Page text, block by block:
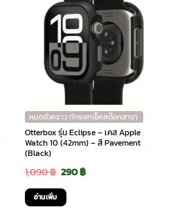
หมดชั่วคราว ทักแชทเช็คสต๊อกสาขา
Otterbox รุ่น Eclipse – เคส Apple
Watch 10 (42mm) – สี Pavement
(Black)
1,090฿ Original
price
was:
290฿Current
อ่านเพิ่ม